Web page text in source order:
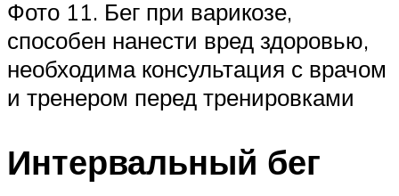
Фото 11. Бег при варикозе,
способен нанести вред здоровью,
необходима консультация с врачом
и тренером перед тренировками
Интервальный бег